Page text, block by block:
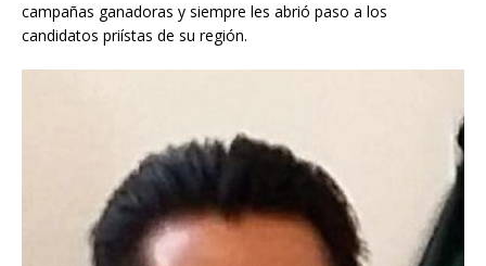
campañas ganadoras y siempre les abrió paso a los
candidatos priístas de su región.